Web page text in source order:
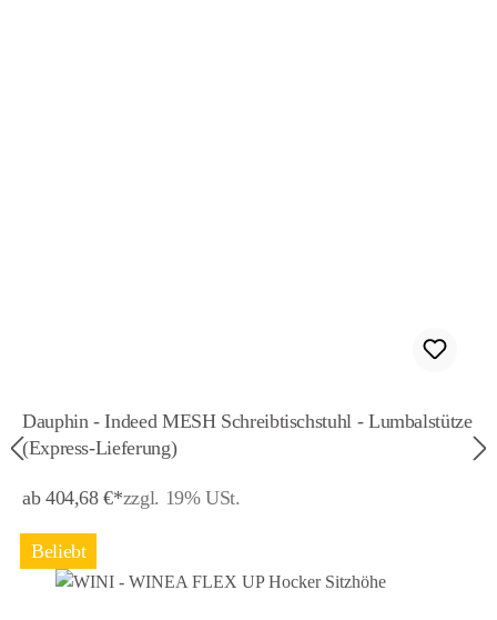
Dauphin - Indeed MESH Schreibtischstuhl - Lumbalstütze
(Express-Lieferung)
ab 404,68 €*zzgl. 19% USt.
Beliebt